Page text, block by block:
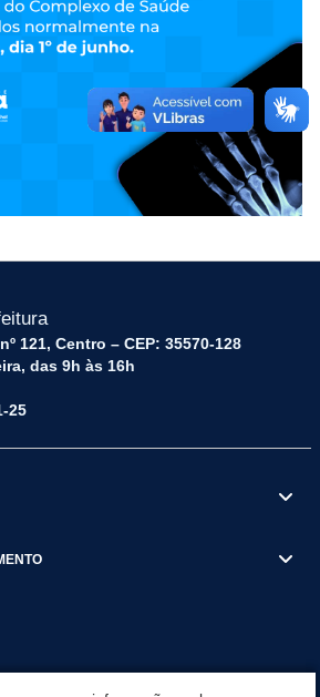
121, Centro – CEP: 35570-128
das 9h às 16h
25